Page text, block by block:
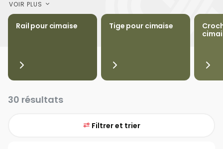
VOIR PLUS
Rail pour cimaise Tige pour cimaise
30 résultats
Filtrer et trier